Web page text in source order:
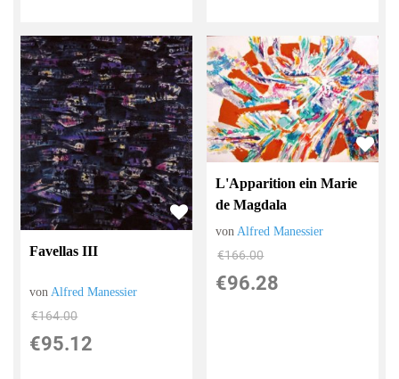
Favellas III
vonAlfred Manessier
€164.00
€95.12
L'Apparition ein Marie
de Magdala
vonAlfred Manessier
€166.00
€96.28